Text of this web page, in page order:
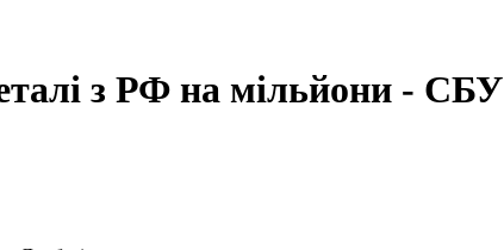
з РФ на мільйони - СБУ